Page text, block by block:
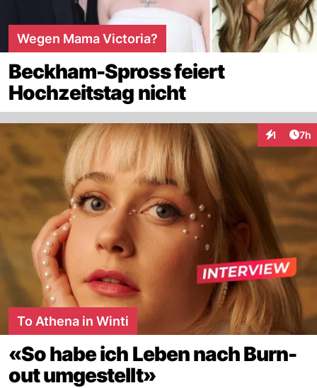
Wegen Mama Victoria?
Beckham-Spross feiert
Hochzeitstag nicht
1 7h
To Athena in Winti
«So habe ich Leben nach Burn-
out umgestellt»